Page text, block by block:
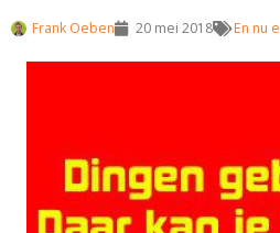
Frank Oeben 20 mei 2018 En nu